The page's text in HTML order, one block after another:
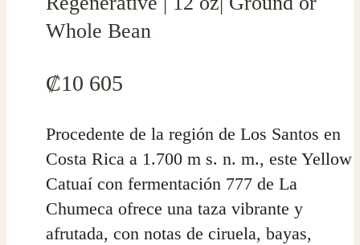
Whole Bean
₡10 605
Procedente de la región de Los Santos en
Costa Rica a 1.700 m s. n. m., este Yellow
Catuaí con fermentación 777 de La
Chumeca ofrece una taza vibrante y
afrutada, con notas de ciruela, bayas,